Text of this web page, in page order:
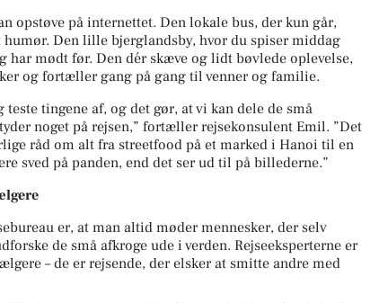
opstøve på internettet. Den lokale bus, der kun går,
Den lille bjerglandsby, hvor du spiser middag
har mødt før. Den dér skæve og lidt bøvlede oplevelse,
og fortæller gang på gang til venner og familie.
teste tingene af, og det gør, at vi kan dele de små
noget på rejsen,” fortæller rejsekonsulent Emil. ”Det
råd om alt fra streetfood på et marked i Hanoi til en
sved på panden, end det ser ud til på billederne.”
er, at man altid møder mennesker, der selv
de små afkroge ude i verden. Rejseeksperterne er
– de er rejsende, der elsker at smitte andre med